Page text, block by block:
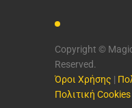
Copyright ©
Reserved.
Όροι Χρήσης |
Πολιτική Cookies